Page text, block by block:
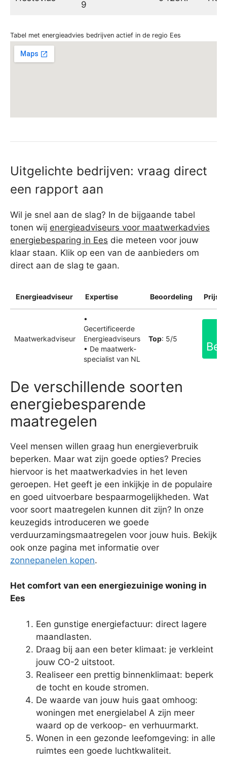
9
Tabel met energieadvies bedrijven actief in de regio Ees
Uitgelichte bedrijven: vraag direct
een rapport aan
Wil je snel aan de slag? In de bijgaande tabel
tonen wij energieadviseurs voor maatwerkadvies
energiebesparing in Ees die meteen voor jouw
klaar staan. Klik op een van de aanbieders om
direct aan de slag te gaan.
Energieadviseur Expertise Beoordeling
Maatwerkadviseur
•
Gecertificeerde
Energieadviseurs
• De maatwerk-
specialist van NL
Top: 5/5
De verschillende soorten
energiebesparende
maatregelen
Veel mensen willen graag hun energieverbruik
beperken. Maar wat zijn goede opties? Precies
hiervoor is het maatwerkadvies in het leven
geroepen. Het geeft je een inkijkje in de populaire
en goed uitvoerbare bespaarmogelijkheden. Wat
voor soort maatregelen kunnen dit zijn? In onze
keuzegids introduceren we goede
verduurzamingsmaatregelen voor jouw huis. Bekijk
ook onze pagina met informatie over
zonnepanelen kopen.
Het comfort van een energiezuinige woning in
Ees
Een gunstige energiefactuur: direct lagere
maandlasten.
Draag bij aan een beter klimaat: je verkleint
jouw CO-2 uitstoot.
Realiseer een prettig binnenklimaat: beperk
de tocht en koude stromen.
De waarde van jouw huis gaat omhoog:
woningen met energielabel A zijn meer
waard op de verkoop- en verhuurmarkt.
Wonen in een gezonde leefomgeving: in alle
ruimtes een goede luchtkwaliteit.